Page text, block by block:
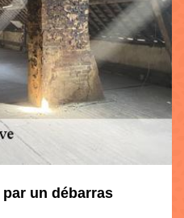
par un débarras